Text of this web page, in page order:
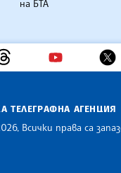
на БТА
ТЕЛЕГРАФНА АГЕНЦИЯ
Всички права са